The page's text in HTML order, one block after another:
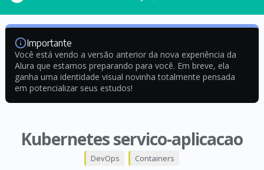
Importante
Você está vendo a versão anterior da nova experiência da
Alura que estamos preparando para você. Em breve, ela
ganha uma identidade visual novinha totalmente pensada
em potencializar seus estudos!
Kubernetes servico-aplicacao
DevOps Containers